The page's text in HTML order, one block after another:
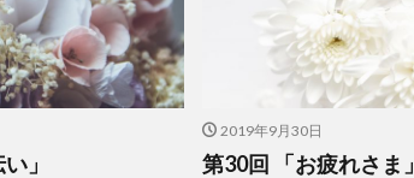
」
2019年9月30日
第30回 「お疲れさま」